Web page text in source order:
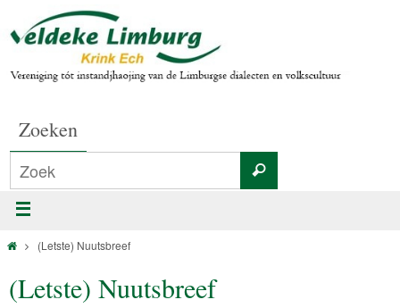
Zoeken
(Letste) Nuutsbreef
(Letste) Nuutsbreef